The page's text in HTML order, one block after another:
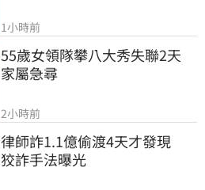
1小時前
55歲女領隊攀八大秀失聯2天
家屬急尋
2小時前
律師詐1.1億偷渡4天才發現
狡詐手法曝光